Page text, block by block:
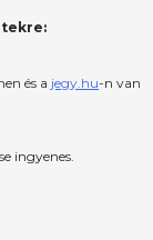
és a jegy.hu-n van
ingyenes.